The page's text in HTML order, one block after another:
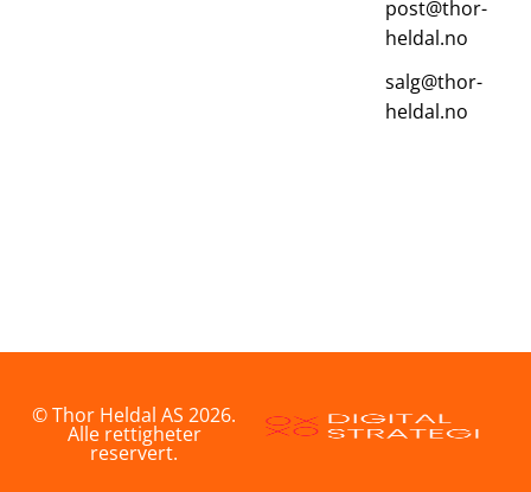
post@thor-
heldal.no
salg@thor-
heldal.no
© Thor Heldal AS 2026.
Alle rettigheter
reservert.